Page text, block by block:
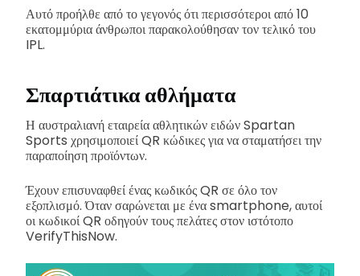
Αυτό προήλθε από το γεγονός ότι περισσότεροι από 10
εκατομμύρια άνθρωποι παρακολούθησαν τον τελικό του
IPL.
Σπαρτιάτικα αθλήματα
Η αυστραλιανή εταιρεία αθλητικών ειδών Spartan
Sports χρησιμοποιεί QR κώδικες για να σταματήσει την
παραποίηση προϊόντων.
Έχουν επισυναφθεί ένας κωδικός QR σε όλο τον
εξοπλισμό. Όταν σαρώνεται με ένα smartphone, αυτοί
οι κωδικοί QR οδηγούν τους πελάτες στον ιστότοπο
VerifyThisNow.